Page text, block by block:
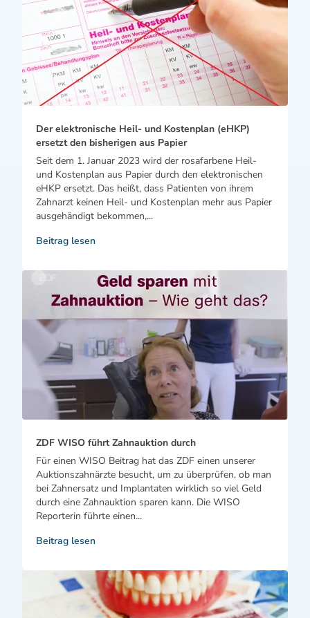
Der elektronische Heil- und Kostenplan (eHKP)
ersetzt den bisherigen aus Papier
Seit dem 1. Januar 2023 wird der rosafarbene Heil-
und Kostenplan aus Papier durch den elektronischen
eHKP ersetzt. Das heißt, dass Patienten von ihrem
Zahnarzt keinen Heil- und Kostenplan mehr aus Papier
ausgehändigt bekommen,...
Beitrag lesen
ZDF WISO führt Zahnauktion durch
Für einen WISO Beitrag hat das ZDF einen unserer
Auktionszahnärzte besucht, um zu überprüfen, ob man
bei Zahnersatz und Implantaten wirklich so viel Geld
durch eine Zahnauktion sparen kann. Die WISO
Reporterin führte einen...
Beitrag lesen